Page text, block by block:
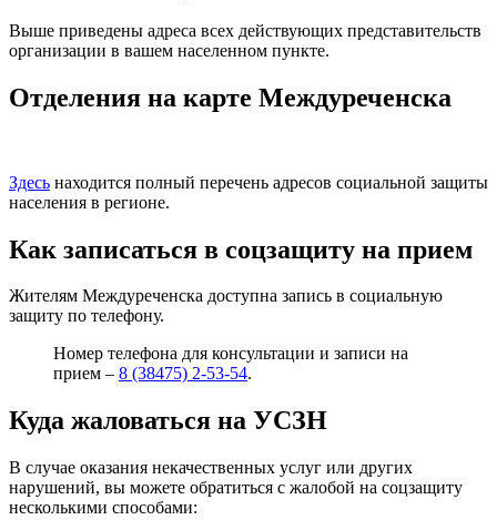
Выше приведены адреса всех действующих представительств
организации в вашем населенном пункте.
Отделения на карте Междуреченска
Здесь находится полный перечень адресов социальной защиты
населения в регионе.
Как записаться в соцзащиту на прием
Жителям Междуреченска доступна запись в социальную
защиту по телефону.
Номер телефона для консультации и записи на
прием – 8 (38475) 2-53-54.
Куда жаловаться на УСЗН
В случае оказания некачественных услуг или других
нарушений, вы можете обратиться с жалобой на соцзащиту
несколькими способами: